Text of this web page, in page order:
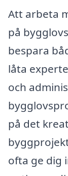
Att arbeta
på
bespara
låta
och
på det
ofta ge dig